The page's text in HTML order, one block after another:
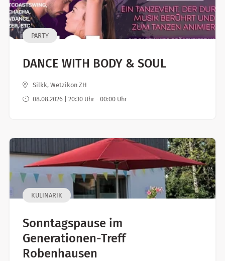
PARTY
DANCE WITH BODY & SOUL
Silkk, Wetzikon ZH
08.08.2026 | 20:30 Uhr - 00:00 Uhr
KULINARIK
Sonntagspause im
Generationen-Treff
Robenhausen